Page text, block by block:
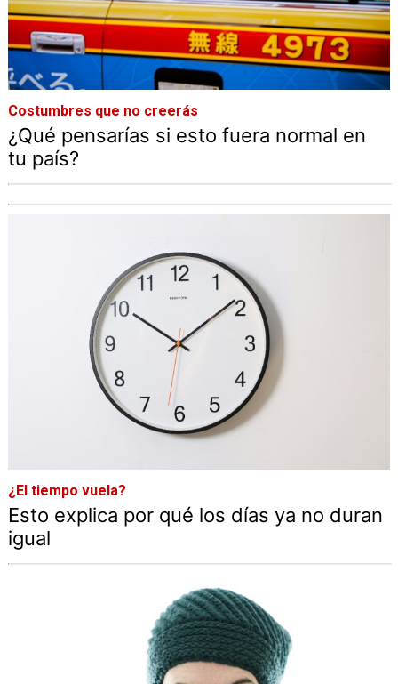
Costumbres que no creerás
¿Qué pensarías si esto fuera normal en
tu país?
¿El tiempo vuela?
Esto explica por qué los días ya no duran
igual